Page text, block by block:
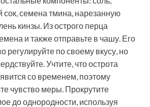
семена тмина, нарезанную
кинзы. Из острого перца
и также отправьте в чашу. Его
регулируйте по своему вкусу, но
Учтите, что острота
со временем, поэтому
чувство меры. Прокрутите
до однородности, используя